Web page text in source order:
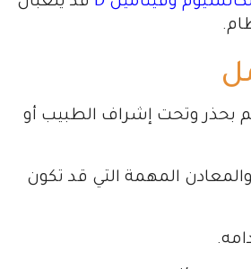
بحذر وتحت إشراف الطبيب أو
المهمة التي قد تكون